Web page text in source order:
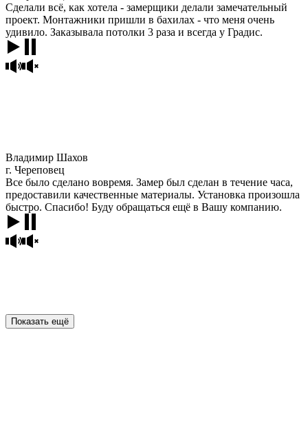
Сделали всё, как хотела - замерщики делали замечательный
проект. Монтажники пришли в бахилах - что меня очень
удивило. Заказывала потолки 3 раза и всегда у Градис.
Владимир Шахов
г. Череповец
Все было сделано вовремя. Замер был сделан в течение часа,
предоставили качественные материалы. Установка произошла
быстро. Спасибо! Буду обращаться ещё в Вашу компанию.
Показать ещё